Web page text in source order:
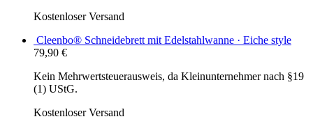
Kostenloser Versand
Cleenbo® Schneidebrett mit Edelstahlwanne · Eiche style
79,90 €
Kein Mehrwertsteuerausweis, da Kleinunternehmer nach §19
(1) UStG.
Kostenloser Versand